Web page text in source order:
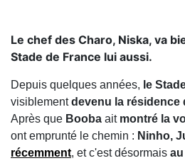
Le chef des Charo, Niska, va
Stade de France lui aussi.
Depuis quelques années, le
visiblementdevenu la résidence
Après que Booba ait montré la
ont emprunté le chemin : Ninho,
récemment, et c'est désormais